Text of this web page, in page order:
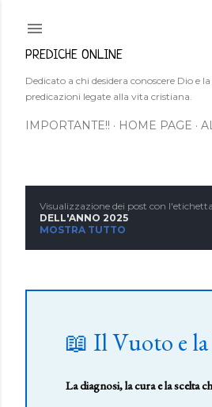
PREDICHE ONLINE
Dedicato a chi desidera conoscere Dio e
predicazioni legate alla vita cristiana.
IMPORTANTE!! HOME PAGE
o
s
Visualizzazione dei post con l'etichetta
DELL'ANNO 2025
MOSTRA TUTTO
📖 Il Vuoto e la
La diagnosi, la cura e la scelta